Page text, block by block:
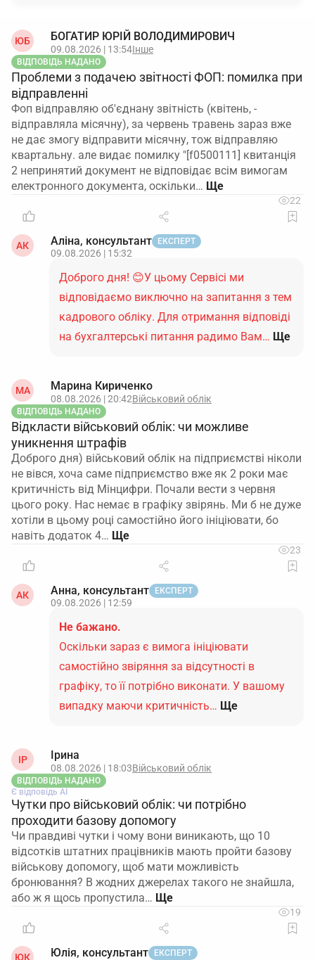
ЮБ БОГАТИР ЮРІЙ ВОЛОДИМИРОВИЧ
09.08.2026 | 13:54Інше
ВІДПОВІДЬ НАДАНО
Проблеми з подачею звітності ФОП: помилка при
відправленні
Фоп відправляю об'єднану звітність (квітень, -
відправляла місячну), за червень травень зараз вже
не дає змогу відправити місячну, тож відправляю
квартальну. але видає помилку "[f0500111] квитанція
2 непринятий документ не відповідає всім вимогам
електронного документа, оскільки…
22
АК Аліна, консультант ЕКСПЕРТ
09.08.2026 | 15:32
Доброго дня! 😊У цьому Сервісі ми
відповідаємо виключно на запитання з тем
кадрового обліку. Для отримання відповіді
на бухгалтерські питання радимо Вам… Ще
МА Марина Кириченко
08.08.2026 | 20:42Військовий облік
ВІДПОВІДЬ НАДАНО
Відкласти військовий облік: чи можливе
уникнення штрафів
Доброго дня) військовий облік на підприємстві ніколи
не вівся, хоча саме підприємство вже як 2 роки має
критичність від Мінцифри. Почали вести з червня
цього року. Нас немає в графіку звірянь. Ми б не дуже
хотіли в цьому році самостійно його ініціювати, бо
навіть додаток 4…
23
АК Анна, консультант ЕКСПЕРТ
09.08.2026 | 12:59
Не бажано.
Оскільки зараз є вимога ініціювати
самостійно звіряння за відсутності в
графіку, то її потрібно виконати. У вашому
випадку маючи критичність… Ще
ІР Ірина
08.08.2026 | 18:03Військовий облік
ВІДПОВІДЬ НАДАНО
Є відповідь АІ
Чутки про військовий облік: чи потрібно
проходити базову допомогу
Чи правдиві чутки і чому вони виникають, що 10
відсотків штатних працівників мають пройти базову
військову допомогу, щоб мати можливість
бронювання? В жодних джерелах такого не знайшла,
або ж я щось пропустила…
19
ЮК Юлія, консультант ЕКСПЕРТ